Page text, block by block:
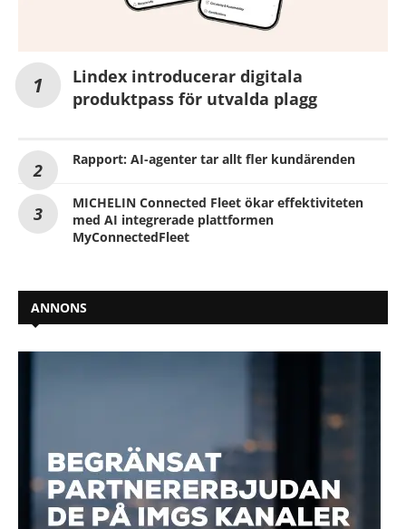
Lindex introducerar digitala
produktpass för utvalda plagg
Rapport: AI-agenter tar allt fler kundärenden
MICHELIN Connected Fleet ökar effektiviteten
med AI integrerade plattformen
MyConnectedFleet
ANNONS